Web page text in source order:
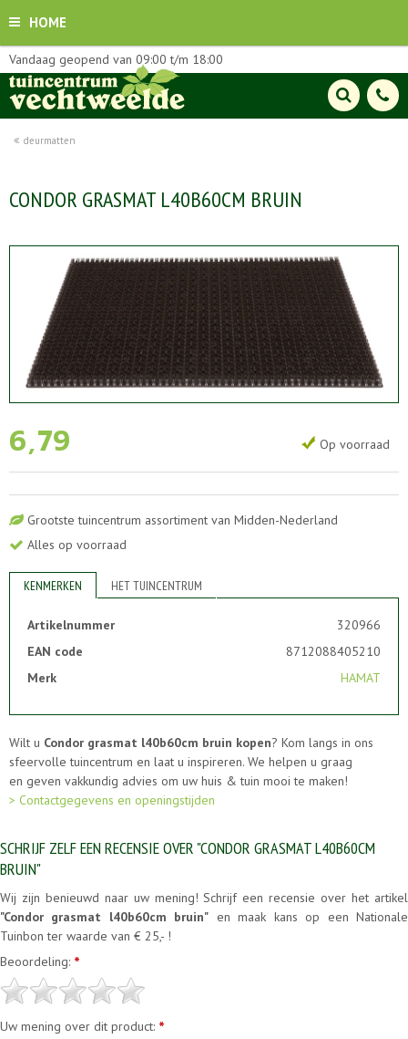
HOME
deurmatten
Vandaag geopend van 09:00 t/m 18:00
CONDOR GRASMAT L40B60CM BRUIN
6,79 Op voorraad
Grootste tuincentrum assortiment van Midden-Nederland
Alles op voorraad
KENMERKEN HET TUINCENTRUM
Artikelnummer
320966
EAN code
8712088405210
Merk
HAMAT
Wilt u Condor grasmat l40b60cm bruin kopen? Kom langs in ons
sfeervolle tuincentrum en laat u inspireren. We helpen u graag
en geven vakkundig advies om uw huis & tuin mooi te maken!
> Contactgegevens en openingstijden
SCHRIJF ZELF EEN RECENSIE OVER "CONDOR GRASMAT L40B60CM
BRUIN"
Wij zijn benieuwd naar uw mening! Schrijf een recensie over het artikel
"Condor grasmat l40b60cm bruin" en maak kans op een Nationale
Tuinbon ter waarde van € 25,- !
Beoordeling: *
Uw mening over dit product: *